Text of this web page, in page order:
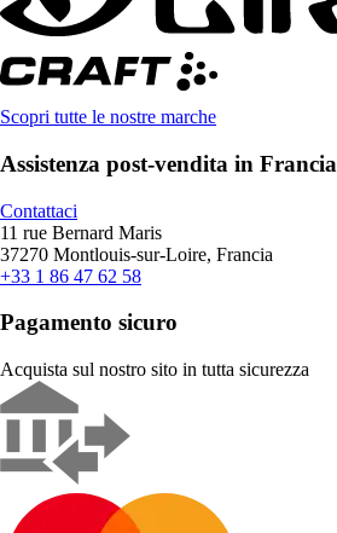
Scopri tutte le nostre marche
Assistenza post-vendita in Francia
Contattaci
11 rue Bernard Maris
37270 Montlouis-sur-Loire, Francia
+33 1 86 47 62 58
Pagamento sicuro
Acquista sul nostro sito in tutta sicurezza